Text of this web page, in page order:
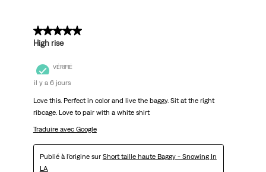
5 sur 5 étoiles.
High rise
VÉRIFIÉ
il y a 6 jours
Love this. Perfect in color and live the baggy. Sit at the right
ribcage. Love to pair with a white shirt
Traduire avec Google
Publié à l'origine sur Short taille haute Baggy - Snowing In
LA